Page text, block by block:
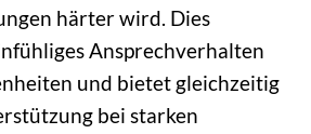
härter wird. Dies
Ansprechverhalten
und bietet gleichzeitig
bei starken